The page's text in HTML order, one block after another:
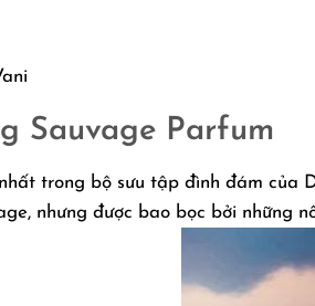
Sauvage Parfum
trong bộ sưu tập đình đám của
nhưng được bao bọc bởi những